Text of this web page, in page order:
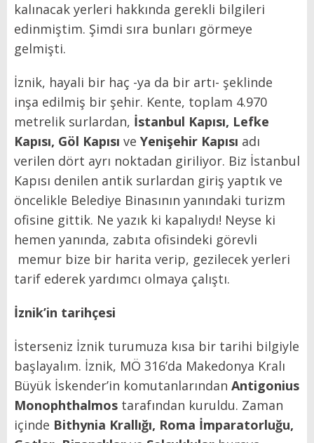
kalınacak yerleri hakkında gerekli bilgileri
edinmiştim. Şimdi sıra bunları görmeye
gelmişti.
İznik, hayali bir haç -ya da bir artı- şeklinde
inşa edilmiş bir şehir. Kente, toplam 4.970
metrelik surlardan, İstanbul Kapısı, Lefke
Kapısı, Göl Kapısı ve Yenişehir Kapısı adı
verilen dört ayrı noktadan giriliyor. Biz İstanbul
Kapısı denilen antik surlardan giriş yaptık ve
öncelikle Belediye Binasının yanındaki turizm
ofisine gittik. Ne yazık ki kapalıydı! Neyse ki
hemen yanında, zabıta ofisindeki görevli
memur bize bir harita verip, gezilecek yerleri
tarif ederek yardımcı olmaya çalıştı.
İznik’in tarihçesi
İsterseniz İznik turumuza kısa bir tarihi bilgiyle
başlayalım. İznik, MÖ 316’da Makedonya Kralı
Büyük İskender’in komutanlarından Antigonius
Monophthalmos tarafından kuruldu. Zaman
içinde Bithynia Krallığı, Roma İmparatorluğu,